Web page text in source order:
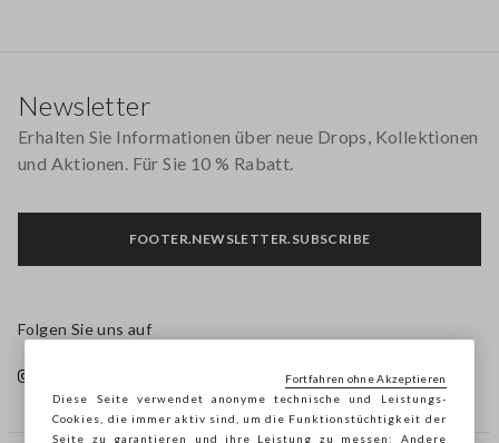
Newsletter
Erhalten Sie Informationen über neue Drops, Kollektionen
und Aktionen. Für Sie 10 % Rabatt.
FOOTER.NEWSLETTER.SUBSCRIBE
Folgen Sie uns auf
Diese Seite verwendet anonyme technische und Leistungs-
Cookies, die immer aktiv sind, um die Funktionstüchtigkeit der
Seite zu garantieren und ihre Leistung zu messen; Andere
Fortfahren ohne Akzeptieren